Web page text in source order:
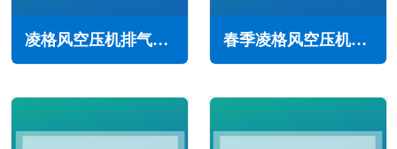
凌格风空压机排气压力过低怎么办(常见原因与解决方法) 春季凌格风空压机保养指南(防止不必要的停机)